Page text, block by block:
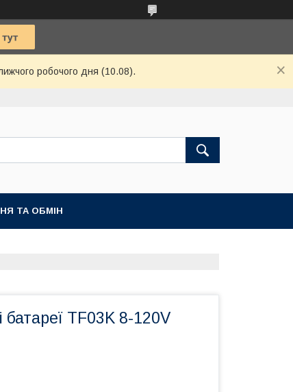
робочого дня (10.08).
ТА ОБМІН
батареї TF03K 8-120V